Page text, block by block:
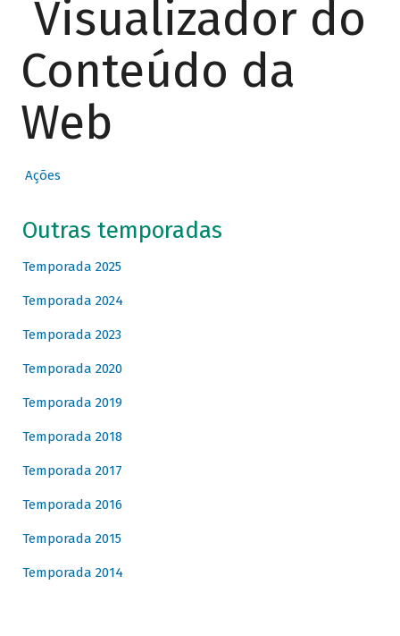
Visualizador do
Conteúdo da
Web
Ações
Outras temporadas
Temporada 2025
Temporada 2024
Temporada 2023
Temporada 2020
Temporada 2019
Temporada 2018
Temporada 2017
Temporada 2016
Temporada 2015
Temporada 2014